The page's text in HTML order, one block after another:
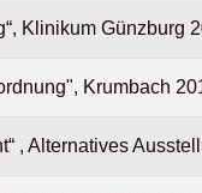
Klinikum Günzburg
Krumbach
, Alternatives